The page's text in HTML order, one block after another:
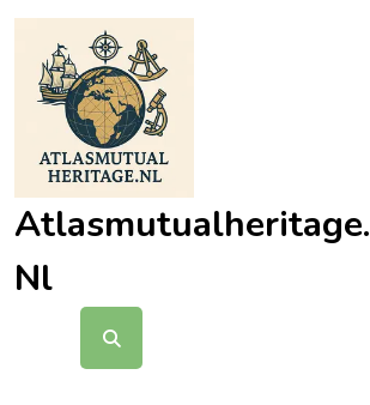
Ga
inhoud
Atlasmutualheritage.
Nl